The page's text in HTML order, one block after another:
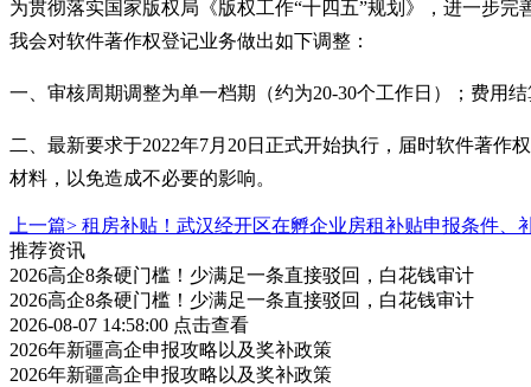
为贯彻落实国家版权局《版权工作“十四五”规划》，进一步
我会对软件著作权登记业务做出如下调整：
一、审核周期调整为单一档期（约为20-30个工作日）；费用
二、最新要求于2022年7月 20日正式开始执行，届时软件著作
材料，以免造成不必要的影响。
上一篇> 租房补贴！武汉经开区在孵企业房租补贴申报条件、
推荐资讯
2026高企8条硬门槛！少满足一条直接驳回，白花钱审计
2026高企8条硬门槛！少满足一条直接驳回，白花钱审计
2026-08-07 14:58:00 点击查看
2026年新疆高企申报攻略以及奖补政策
2026年新疆高企申报攻略以及奖补政策